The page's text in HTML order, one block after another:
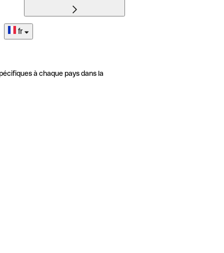
fr
à chaque pays dans la